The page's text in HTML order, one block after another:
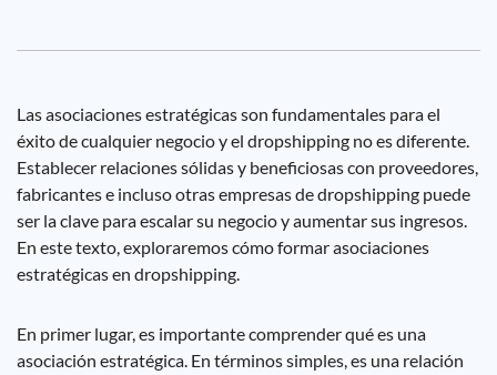
Las asociaciones estratégicas son fundamentales para el
éxito de cualquier negocio y el dropshipping no es diferente.
Establecer relaciones sólidas y beneficiosas con proveedores,
fabricantes e incluso otras empresas de dropshipping puede
ser la clave para escalar su negocio y aumentar sus ingresos.
En este texto, exploraremos cómo formar asociaciones
estratégicas en dropshipping.
En primer lugar, es importante comprender qué es una
asociación estratégica. En términos simples, es una relación